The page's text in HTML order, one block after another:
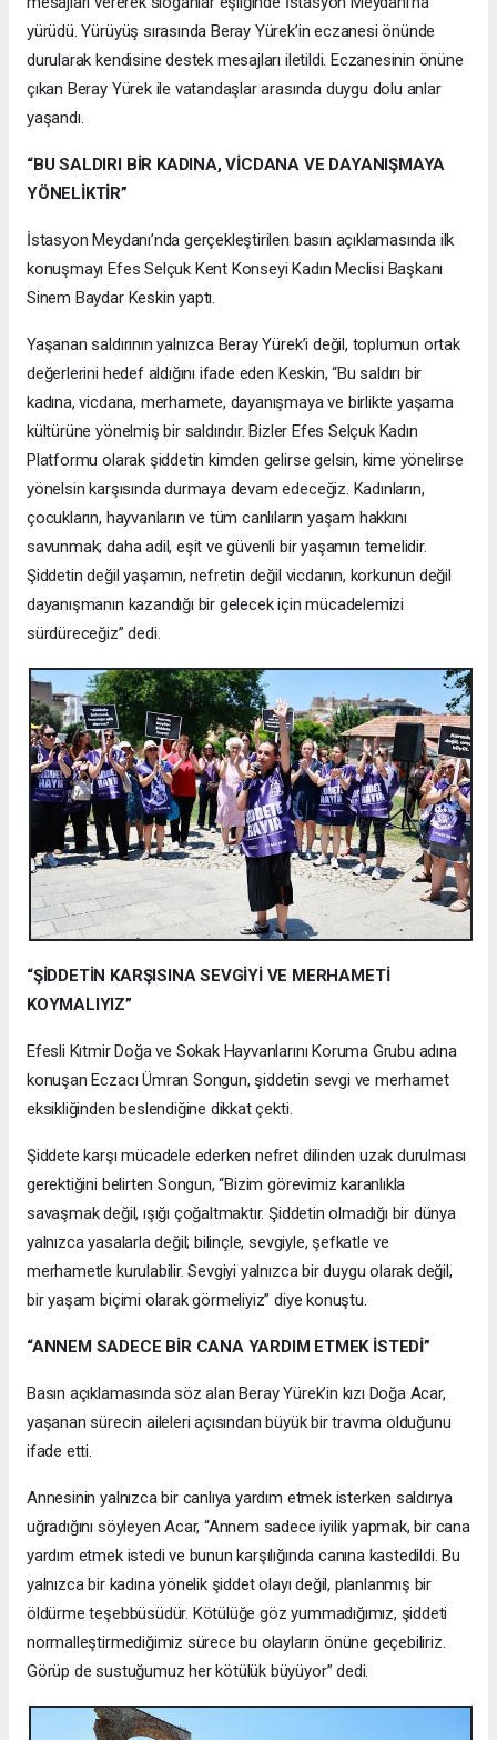
yürüdü. Yürüyüş sırasında Beray Yürek’in eczanesi önünde
durularak kendisine destek mesajları iletildi. Eczanesinin önüne
çıkan Beray Yürek ile vatandaşlar arasında duygu dolu anlar
yaşandı.
“BU SALDIRI BİR KADINA, VİCDANA VE DAYANIŞMAYA
YÖNELİKTİR”
İstasyon Meydanı’nda gerçekleştirilen basın açıklamasında ilk
konuşmayı Efes Selçuk Kent Konseyi Kadın Meclisi Başkanı
Sinem Baydar Keskin yaptı.
Yaşanan saldırının yalnızca Beray Yürek’i değil, toplumun ortak
değerlerini hedef aldığını ifade eden Keskin, “Bu saldırı bir
kadına, vicdana, merhamete, dayanışmaya ve birlikte yaşama
kültürüne yönelmiş bir saldırıdır. Bizler Efes Selçuk Kadın
Platformu olarak şiddetin kimden gelirse gelsin, kime yönelirse
yönelsin karşısında durmaya devam edeceğiz. Kadınların,
çocukların, hayvanların ve tüm canlıların yaşam hakkını
savunmak; daha adil, eşit ve güvenli bir yaşamın temelidir.
Şiddetin değil yaşamın, nefretin değil vicdanın, korkunun değil
dayanışmanın kazandığı bir gelecek için mücadelemizi
sürdüreceğiz” dedi.
“ŞİDDETİN KARŞISINA SEVGİYİ VE MERHAMETİ
KOYMALIYIZ”
Efesli Kıtmir Doğa ve Sokak Hayvanlarını Koruma Grubu adına
konuşan Eczacı Ümran Songun, şiddetin sevgi ve merhamet
eksikliğinden beslendiğine dikkat çekti.
Şiddete karşı mücadele ederken nefret dilinden uzak durulması
gerektiğini belirten Songun, “Bizim görevimiz karanlıkla
savaşmak değil, ışığı çoğaltmaktır. Şiddetin olmadığı bir dünya
yalnızca yasalarla değil; bilinçle, sevgiyle, şefkatle ve
merhametle kurulabilir. Sevgiyi yalnızca bir duygu olarak değil,
bir yaşam biçimi olarak görmeliyiz” diye konuştu.
“ANNEM SADECE BİR CANA YARDIM ETMEK İSTEDİ”
Basın açıklamasında söz alan Beray Yürek’in kızı Doğa Acar,
yaşanan sürecin aileleri açısından büyük bir travma olduğunu
ifade etti.
Annesinin yalnızca bir canlıya yardım etmek isterken saldırıya
uğradığını söyleyen Acar, “Annem sadece iyilik yapmak, bir cana
yardım etmek istedi ve bunun karşılığında canına kastedildi. Bu
yalnızca bir kadına yönelik şiddet olayı değil, planlanmış bir
öldürme teşebbüsüdür. Kötülüğe göz yummadığımız, şiddeti
normalleştirmediğimiz sürece bu olayların önüne geçebiliriz.
Görüp de sustuğumuz her kötülük büyüyor” dedi.